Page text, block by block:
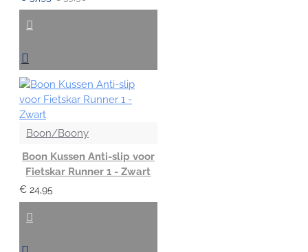
Boon/Boony
Boon Kussen Anti-slip voor
Fietskar Runner 1 - Zwart
€ 24,95